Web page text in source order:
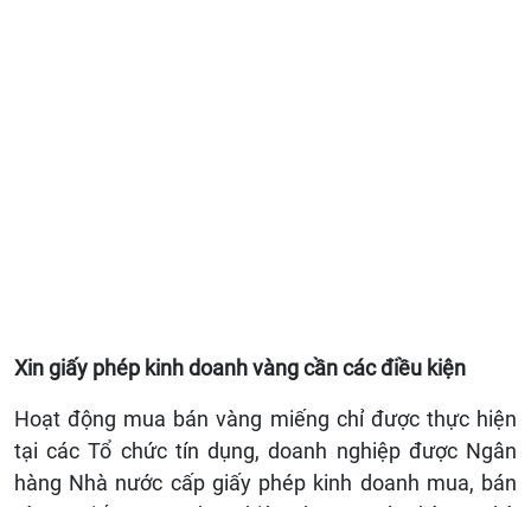
Xin giấy phép kinh doanh vàng cần các điều kiện
Hoạt động mua bán vàng miếng chỉ được thực hiện
tại các Tổ chức tín dụng, doanh nghiệp được Ngân
hàng Nhà nước cấp giấy phép kinh doanh mua, bán